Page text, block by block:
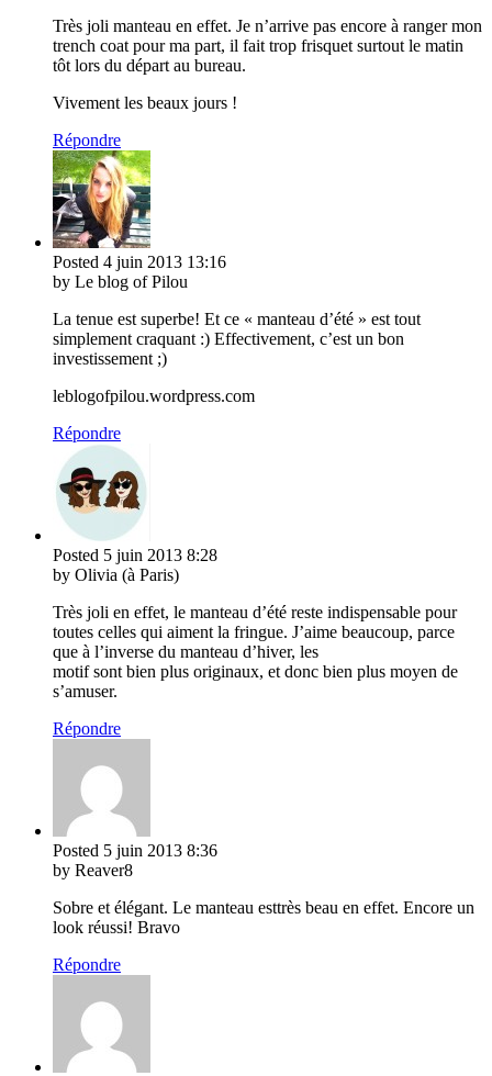
Très joli manteau en effet. Je n’arrive pas encore à ranger mon
trench coat pour ma part, il fait trop frisquet surtout le matin
tôt lors du départ au bureau.
Vivement les beaux jours !
Répondre
Posted 4 juin 2013 13:16
by Le blog of Pilou
La tenue est superbe! Et ce « manteau d’été » est tout
simplement craquant :) Effectivement, c’est un bon
investissement ;)
leblogofpilou.wordpress.com
Répondre
Posted 5 juin 2013 8:28
by Olivia (à Paris)
Très joli en effet, le manteau d’été reste indispensable pour
toutes celles qui aiment la fringue. J’aime beaucoup, parce
que à l’inverse du manteau d’hiver, les
motif sont bien plus originaux, et donc bien plus moyen de
s’amuser.
Répondre
Posted 5 juin 2013 8:36
by Reaver8
Sobre et élégant. Le manteau esttrès beau en effet. Encore un
look réussi! Bravo
Répondre